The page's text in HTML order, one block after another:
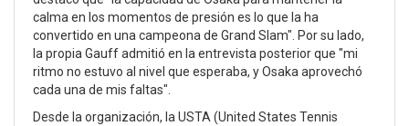
calma en los momentos de presión es lo que la ha
convertido en una campeona de Grand Slam". Por su lado,
la propia Gauff admitió en la entrevista posterior que "mi
ritmo no estuvo al nivel que esperaba, y Osaka aprovechó
cada una de mis faltas".
Desde la organización, la USTA (United States Tennis